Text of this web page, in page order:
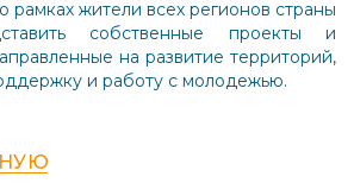
рамках жители всех регионов страны
собственные проекты и
на развитие территорий,
и работу с молодежью.